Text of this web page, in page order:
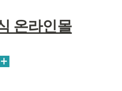
온라인몰